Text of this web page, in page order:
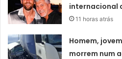
internacional
11 horas atrás
Homem,
morrem num